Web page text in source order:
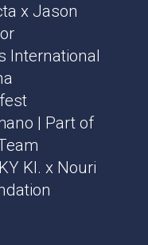
x Jason
International
| Part of
KI. x Nouri